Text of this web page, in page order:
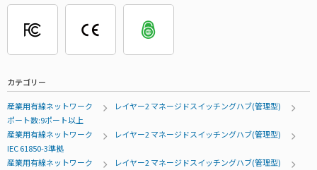
カテゴリー
産業用有線ネットワーク
レイヤー2 マネージドスイッチングハブ(管理型)
ポート数:9ポート以上
産業用有線ネットワーク
レイヤー2 マネージドスイッチングハブ(管理型)
IEC 61850-3準拠
産業用有線ネットワーク
レイヤー2 マネージドスイッチングハブ(管理型)